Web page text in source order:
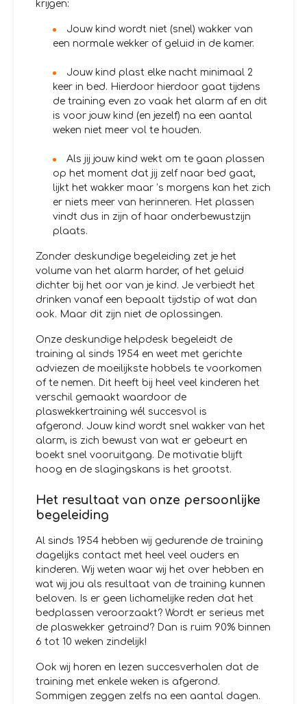
krijgen:
Jouw kind wordt niet (snel) wakker van
een normale wekker of geluid in de kamer.
Jouw kind plast elke nacht minimaal 2
keer in bed. Hierdoor hierdoor gaat tijdens
de training even zo vaak het alarm af en dit
is voor jouw kind (en jezelf) na een aantal
weken niet meer vol te houden.
Als jij jouw kind wekt om te gaan plassen
op het moment dat jij zelf naar bed gaat,
lijkt het wakker maar ’s morgens kan het zich
er niets meer van herinneren. Het plassen
vindt dus in zijn of haar onderbewustzijn
plaats.
Zonder deskundige begeleiding zet je het
volume van het alarm harder, of het geluid
dichter bij het oor van je kind. Je verbiedt het
drinken vanaf een bepaalt tijdstip of wat dan
ook. Maar dit zijn niet de oplossingen.
Onze deskundige helpdesk begeleidt de
training al sinds 1954 en weet met gerichte
adviezen de moeilijkste hobbels te voorkomen
of te nemen. Dit heeft bij heel veel kinderen het
verschil gemaakt waardoor de
plaswekkertraining wél succesvol is
afgerond. Jouw kind wordt snel wakker van het
alarm, is zich bewust van wat er gebeurt en
boekt snel vooruitgang. De motivatie blijft
hoog en de slagingskans is het grootst.
Het resultaat van onze persoonlijke
begeleiding
Al sinds 1954 hebben wij gedurende de training
dagelijks contact met heel veel ouders en
kinderen. Wij weten waar wij het over hebben en
wat wij jou als resultaat van de training kunnen
beloven. Is er geen lichamelijke reden dat het
bedplassen veroorzaakt? Wordt er serieus met
de plaswekker getraind? Dan is ruim 90% binnen
6 tot 10 weken zindelijk!
Ook wij horen en lezen succesverhalen dat de
training met enkele weken is afgerond.
Sommigen zeggen zelfs na een aantal dagen.